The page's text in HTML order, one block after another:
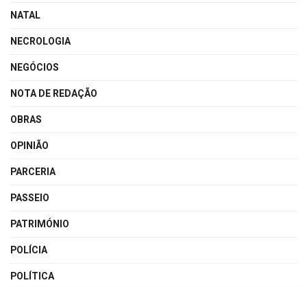
NATAL
NECROLOGIA
NEGÓCIOS
NOTA DE REDAÇÃO
OBRAS
OPINIÃO
PARCERIA
PASSEIO
PATRIMÓNIO
POLÍCIA
POLÍTICA